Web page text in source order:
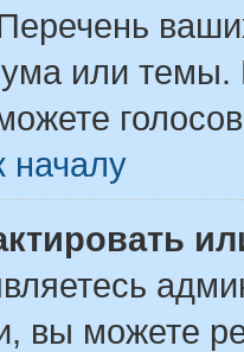
или
началу
вы можете